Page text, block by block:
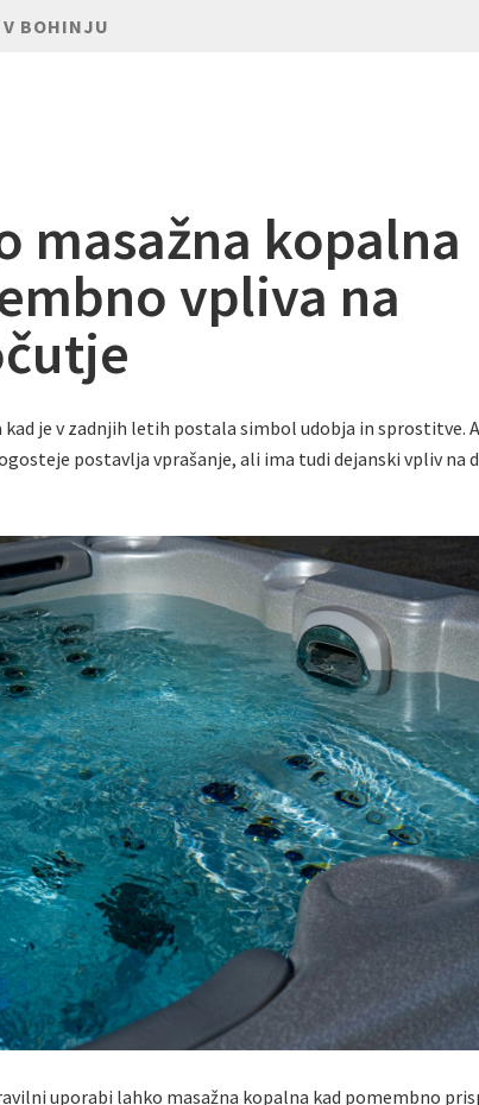
BOHINJU
masažna kopalna
vpliva na
je v zadnjih letih postala simbol udobja in sprostitve.
postavlja vprašanje, ali ima tudi dejanski vpliv na
uporabi lahko masažna kopalna kad pomembno